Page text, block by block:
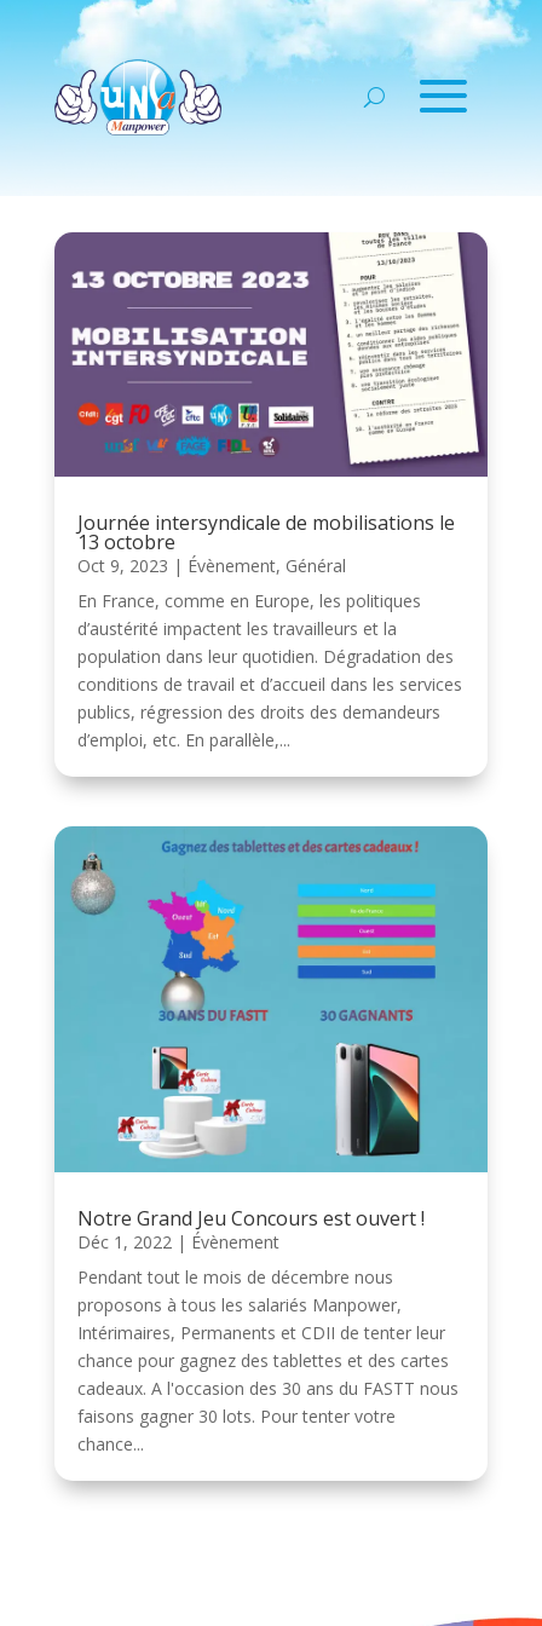
Journée intersyndicale de mobilisations le
13 octobre
Oct 9, 2023 | Évènement, Général
En France, comme en Europe, les politiques
d’austérité impactent les travailleurs et la
population dans leur quotidien. Dégradation des
conditions de travail et d’accueil dans les services
publics, régression des droits des demandeurs
d’emploi, etc. En parallèle,...
Notre Grand Jeu Concours est ouvert !
Déc 1, 2022| Évènement
Pendant tout le mois de décembre nous
proposons à tous les salariés Manpower,
Intérimaires, Permanents et CDII de tenter leur
chance pour gagnez des tablettes et des cartes
cadeaux. A l'occasion des 30 ans du FASTT nous
faisons gagner 30 lots. Pour tenter votre
chance...